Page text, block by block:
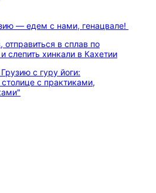
— едем с нами, генацвале!
отправиться в сплав по
слепить хинкали в Кахетии